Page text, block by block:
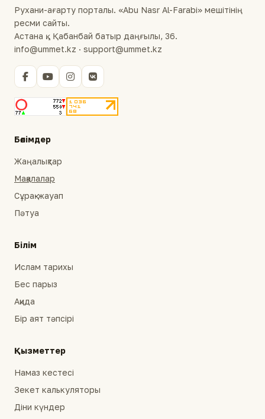
Рухани-ағарту порталы. «Abu Nasr Al-Farabi» мешітінің
ресми сайты.
Астана қ., Қабанбай батыр даңғылы, 36.
info@ummet.kz · support@ummet.kz
Бөлімдер
Жаңалықтар
Мақалалар
Сұрақ-жауап
Пәтуа
Білім
Ислам тарихы
Бес парыз
Ақида
Бір аят тәпсірі
Қызметтер
Намаз кестесі
Зекет калькуляторы
Діни күндер